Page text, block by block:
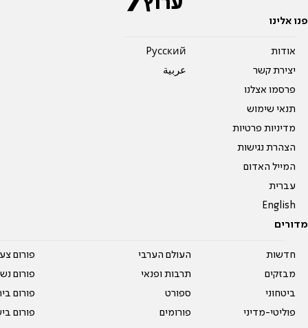
פנו אלינו
אודות
יצירת קשר
פרסמו אצלנו
תנאי שימוש
מדיניות פרטיות
הצהרת נגישות
המייל האדום
עברית
English
Pусский
عربية
מדורים
חדשות
מבזקים
ביטחוני
פוליטי-מדיני
העולם הערבי
תרבות ופנאי
ספורט
פורומים
פורום
פורום
פורום
פורום